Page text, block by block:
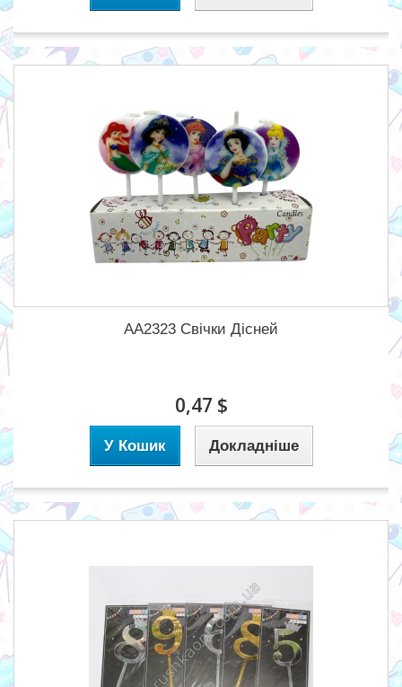
АА2323 Свічки Дісней
0,47 $
У Кошик Докладніше